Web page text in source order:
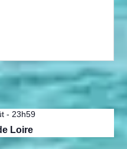
- 23h59
Loire